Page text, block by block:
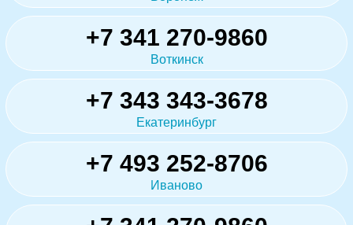
+7 341 270-9860
Воткинск
+7 343 343-3678
Екатеринбург
+7 493 252-8706
Иваново